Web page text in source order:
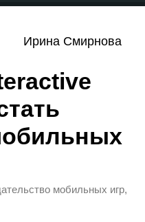
Ирина Смирнова
мобильных игр,